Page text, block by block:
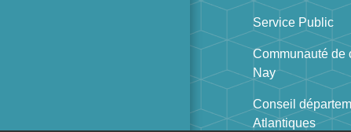
Service Public
Communauté de
Nay
Conseil
Atlantiques